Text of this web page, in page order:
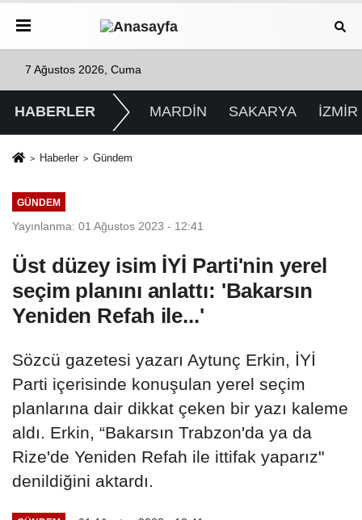
7 Ağustos 2026, Cuma
HABERLER MARDİN SAKARYA İZMİR
Haberler Gündem
GÜNDEM
Yayınlanma: 01 Ağustos 2023 - 12:41
Üst düzey isim İYİ Parti'nin yerel
seçim planını anlattı: 'Bakarsın
Yeniden Refah ile...'
Sözcü gazetesi yazarı Aytunç Erkin, İYİ
Parti içerisinde konuşulan yerel seçim
planlarına dair dikkat çeken bir yazı kaleme
aldı. Erkin, “Bakarsın Trabzon'da ya da
Rize'de Yeniden Refah ile ittifak yaparız"
denildiğini aktardı.